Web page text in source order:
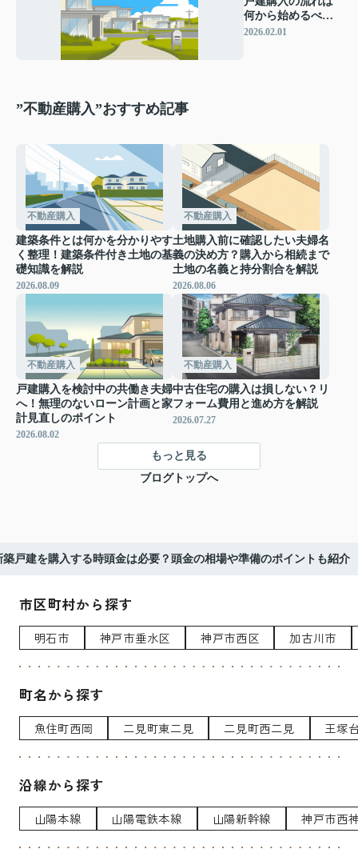
何から始めるべ
き？資金計画や申
2026.02.01
”不動産購入”おすすめ記事
不動産購入
建築条件とは何かを分かりやす
く整理！建築条件付き土地の基
礎知識を解説
2026.08.09
不動産購入
土地購入前に確認したい夫婦名
義の決め方？購入から相続まで
土地の名義と持分割合を解説
2026.08.06
不動産購入
戸建購入を検討中の共働き夫婦
へ！無理のないローン計画と家
計見直しのポイント
2026.08.02
不動産購入
中古住宅の購入は損しない？リ
フォーム費用と進め方を解説
2026.07.27
もっと見る
ブログトップへ
築戸建を購入する時頭金は必要？頭金の相場や準備のポイントも紹介
市区町村から探す
明石市 神戸市垂水区 神戸市西区 加古川市
町名から探す
魚住町西岡 二見町東二見 二見町西二見 王塚
沿線から探す
山陽本線 山陽電鉄本線 山陽新幹線 神戸市西